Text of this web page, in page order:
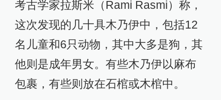
考古学家拉斯米（Rami Rasmi）称，
这次发现的几十具木乃伊中，包括12
名儿童和6只动物，其中大多是狗，其
他则是成年男女。有些木乃伊以麻布
包裹，有些则放在石棺或木棺中。